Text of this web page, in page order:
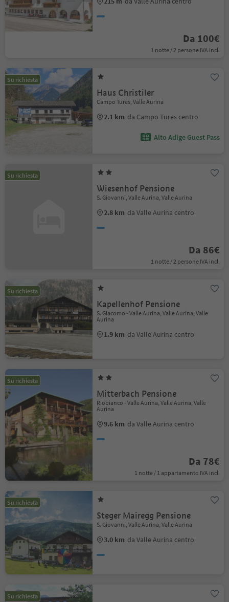
Da 100€
1 notte / 2 persone IVA incl.
Su richiesta
Haus Christiler
Campo Tures, Valle Aurina
2.1 km da Campo Tures centro
Alto Adige Guest Pass
Su richiesta
Wiesenhof Pensione
S. Giovanni, Valle Aurina, Valle Aurina
2.8 km da Valle Aurina centro
Da 86€
1 notte / 2 persone IVA incl.
Su richiesta
Kapellenhof Pensione
S. Giacomo - Valle Aurina, Valle Aurina, Valle
Aurina
1.9 km da Valle Aurina centro
Su richiesta
Mitterbach Pensione
Riobianco - Valle Aurina, Valle Aurina, Valle
Aurina
9.6 km da Valle Aurina centro
Da 78€
1 notte / 1 appartamento IVA incl.
Su richiesta
Steger Mairegg Pensione
S. Giovanni, Valle Aurina, Valle Aurina
3.0 km da Valle Aurina centro
Su richiesta